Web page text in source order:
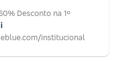
Desconto na 1º
institucional